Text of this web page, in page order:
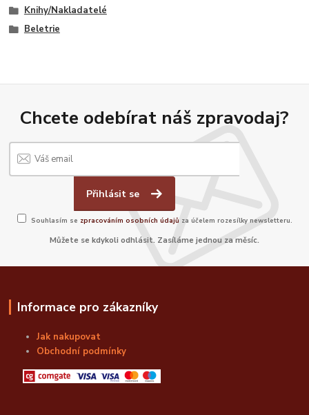
Knihy/Nakladatelé
Beletrie
Chcete odebírat náš zpravodaj?
Přihlásit se
Souhlasím se zpracováním osobních údajů za účelem rozesílky newsletteru.
Můžete se kdykoli odhlásit. Zasíláme jednou za měsíc.
Informace pro zákazníky
Jak nakupovat
Obchodní podmínky